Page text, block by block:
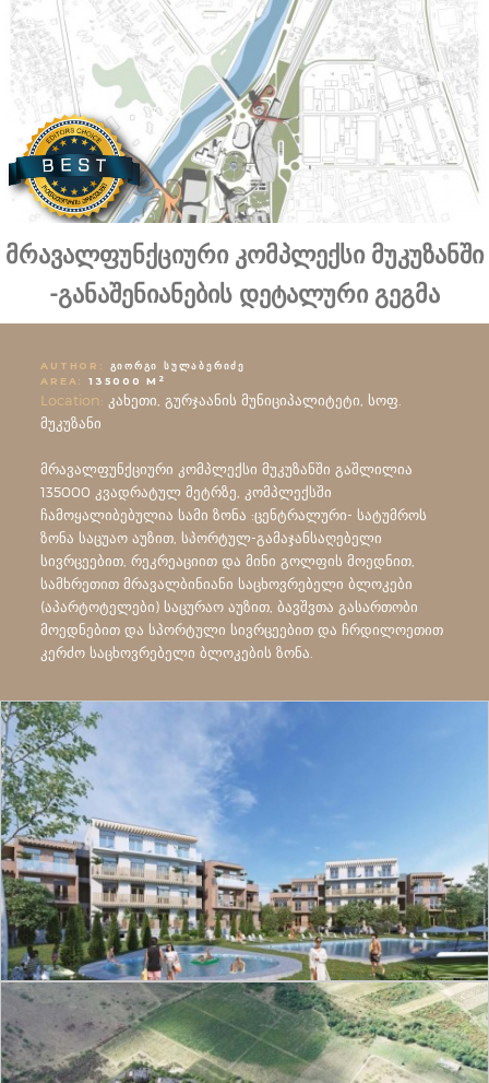
მრავალფუნქციური კომპლექსი მუკუზანში
-განაშენიანების დეტალური გეგმა
AUTHOR:
ᲒᲘᲝᲠᲒᲘ ᲡᲣᲚᲐᲑᲔᲠᲘᲫᲔ
AREA:
135000 M 2
Location: კახეთი, გურჯაანის მუნიციპალიტეტი, სოფ.
მუკუზანი
მრავალფუნქციური კომპლექსი მუკუზანში გაშლილია
135000 კვადრატულ მეტრზე, კომპლექსში
ჩამოყალიბებულია სამი ზონა :ცენტრალური- სატუმროს
ზონა საცუაო აუზით, სპორტულ-გამაჯანსაღებელი
სივრცეებით, რეკრეაციით და მინი გოლფის მოედნით,
სამხრეთით მრავალბინიანი საცხოვრებელი ბლოკები
(აპარტოტელები) საცურაო აუზით, ბავშვთა გასართობი
მოედნებით და სპორტული სივრცეებით და ჩრდილოეთით
კერძო საცხოვრებელი ბლოკების ზონა.